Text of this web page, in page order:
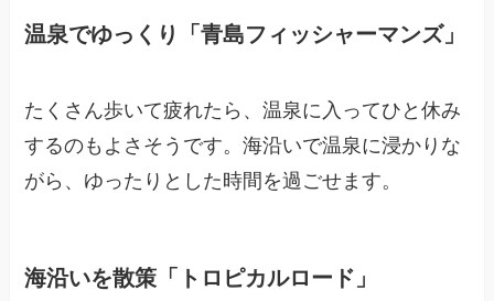
温泉でゆっくり「青島フィッシャーマンズ」
たくさん歩いて疲れたら、温泉に入ってひと休み
するのもよさそうです。海沿いで温泉に浸かりな
がら、ゆったりとした時間を過ごせます。
海沿いを散策「トロピカルロード」